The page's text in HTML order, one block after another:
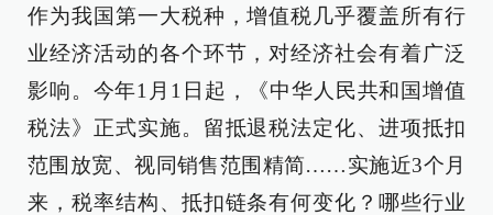
作为我国第一大税种，增值税几乎覆盖所有行
业经济活动的各个环节，对经济社会有着广泛
影响。今年1月1日起，《中华人民共和国增值
税法》正式实施。留抵退税法定化、进项抵扣
范围放宽、视同销售范围精简……实施近3个月
来，税率结构、抵扣链条有何变化？哪些行业